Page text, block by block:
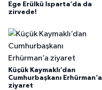
Ege Erülkü Isparta’da da
zirvede!
Küçük Kaymaklı’dan
Cumhurbaşkanı Erhürman’a
ziyaret